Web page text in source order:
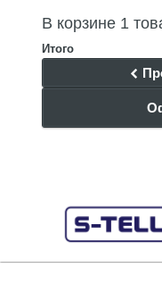
В корзине 1
Итого